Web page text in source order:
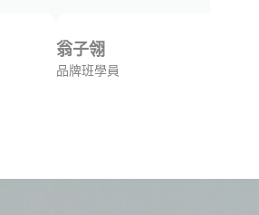
翁子翎
品牌班學員